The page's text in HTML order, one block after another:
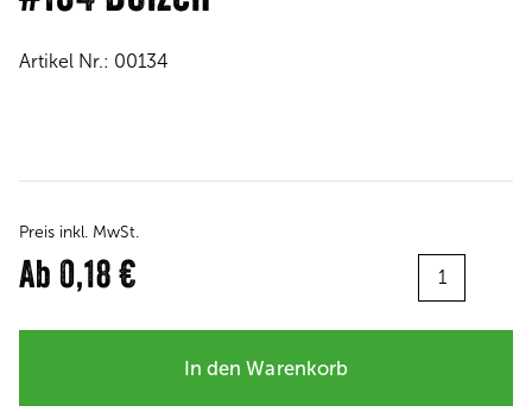
Artikel Nr.: 00134
Preis inkl. MwSt.
Ab 0,18 €
In den Warenkorb